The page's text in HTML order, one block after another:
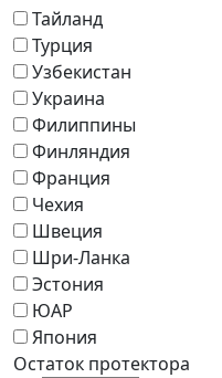
Тайланд
Турция
Узбекистан
Украина
Филиппины
Финляндия
Франция
Чехия
Швеция
Шри-Ланка
Эстония
ЮАР
Япония
Остаток протектора